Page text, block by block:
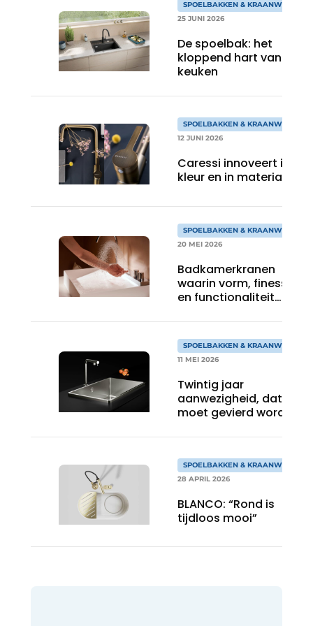
SPOELBAKKEN & KRAANWERK
25 JUNI 2026
De spoelbak: het
kloppend hart van de
keuken
SPOELBAKKEN & KRAANWERK
12 JUNI 2026
Caressi innoveert in
kleur en in materiaal
SPOELBAKKEN & KRAANWERK
20 MEI 2026
Badkamerkranen
waarin vorm, finesse
en functionaliteit
SPOELBAKKEN & KRAANWERK
11 MEI 2026
Twintig jaar
aanwezigheid, dat
moet gevierd worden!
SPOELBAKKEN & KRAANWERK
28 APRIL 2026
BLANCO: “Rond is
tijdloos mooi”